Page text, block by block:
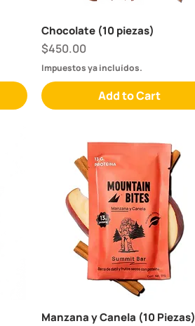
Chocolate (10 piezas)
Price
$450.00
Impuestos ya incluídos.
Add to Cart
Manzana y Canela (10 Piezas)